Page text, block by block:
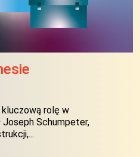
rolę w
Joseph Schumpeter,